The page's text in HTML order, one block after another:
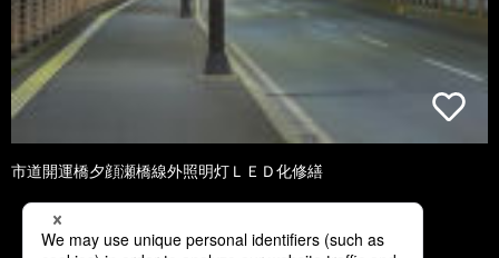
市道開運橋夕顔瀬橋線外照明灯ＬＥＤ化修繕